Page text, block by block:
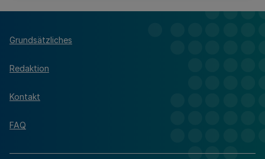
Grundsätzliches
Redaktion
Kontakt
FAQ